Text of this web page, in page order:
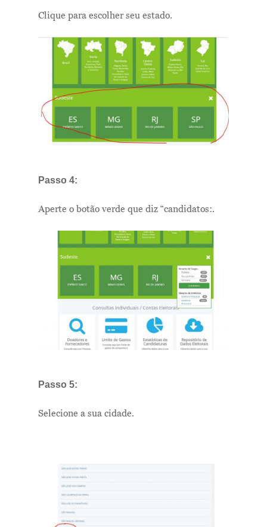
Clique para escolher seu estado.
Passo 4:
Aperte o botão verde que diz “candidatos:.
Passo 5:
Selecione a sua cidade.